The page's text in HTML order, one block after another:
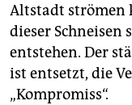
Altstadt strömen
dieser Schneisen
entstehen. Der
ist entsetzt, die
„Kompromiss“.